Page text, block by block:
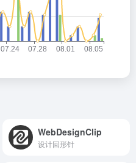
WebDesignClip
设计回形针